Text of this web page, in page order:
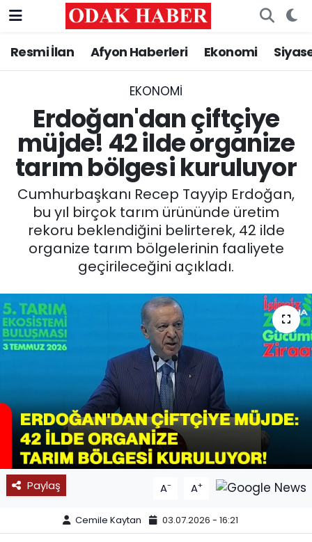
Resmi İlan Afyon Haberleri Ekonomi
EKONOMI
Erdoğan'dan çiftçiye
müjde! 42 ilde organize
tarım bölgesi kuruluyor
Cumhurbaşkanı Recep Tayyip Erdoğan,
bu yıl birçok tarım ürününde üretim
rekoru beklendiğini belirterek, 42 ilde
organize tarım bölgelerinin faaliyete
geçirileceğini açıkladı.
Paylaş A- A+
Cemile Kaytan 03.07.2026 - 16:21
AFYONKARAHİSAR HABERLERİ
ASAYİŞ
GÜNCEL
SİYASET
EĞİTİM
MAGAZİN
SAĞLIK
SPOR
11:11 MANŞET
Nöbetçi Eczaneler
Trafik Durumu
Süper Lig Puan Durumu ve Fikstür
Tüm Manşetler
Son Dakika Haberleri
Haber Arşivi